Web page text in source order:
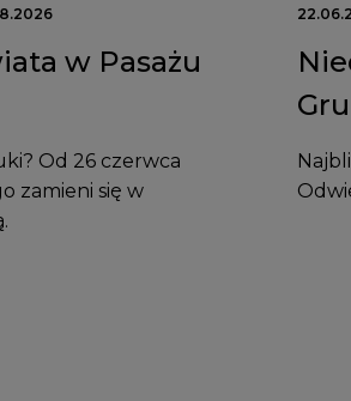
w Pasażu
Od 26 czerwca
zamieni się w